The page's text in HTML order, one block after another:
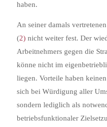
haben.
An seiner damals
(2)nicht weiter fest. Der
Arbeitnehmers gegen die
könne nicht im
liegen. Vorteile haben
sich bei Würdigung aller
sondern lediglich als
betriebsfunktionaler